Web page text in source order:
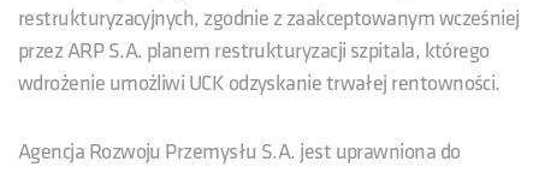
restrukturyzacyjnych, zgodnie z zaakceptowanym wcześniej
przez ARP S.A. planem restrukturyzacji szpitala, którego
wdrożenie umożliwi UCK odzyskanie trwałej rentowności.
Agencja Rozwoju Przemysłu S.A. jest uprawniona do